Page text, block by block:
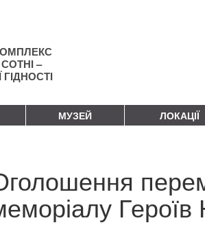
–
МУЗЕЙ ЛОКАЦІЇ
Героїв